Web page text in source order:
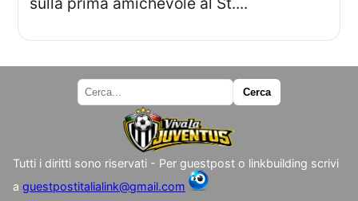
Tutti i diritti sono riservati - Per guestpost o linkbuilding scrivi
a guestpostitalialink@gmail.com